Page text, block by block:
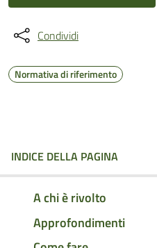
Condividi
Normativa di riferimento
INDICE DELLA PAGINA
A chi è rivolto
Approfondimenti